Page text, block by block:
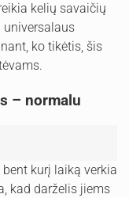
kelių savaičių
universalaus
ko tikėtis, šis
– normalu
kurį laiką verkia
kad darželis jiems